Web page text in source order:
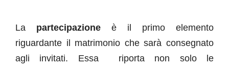
La partecipazione è il primo elemento
riguardante il matrimonio che sarà consegnato
agli invitati. Essa riporta non solo le